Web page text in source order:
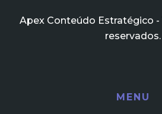
Apex Conteúdo Estratégico
reservados.
MENU